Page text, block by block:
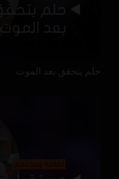
حلم يتحقق بعد الموت